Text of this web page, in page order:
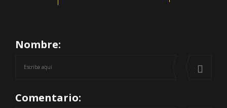
Nombre:
Comentario: